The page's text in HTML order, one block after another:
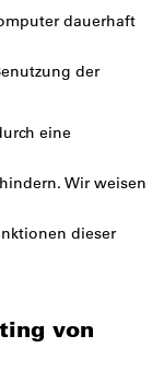
dauerhaft
der
eine
Wir weisen
dieser
von